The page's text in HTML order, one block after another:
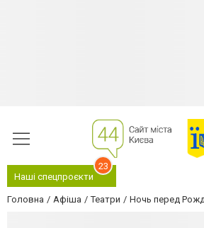
Наші спецпроєкти
23
Головна Афіша Театри Ночь перед